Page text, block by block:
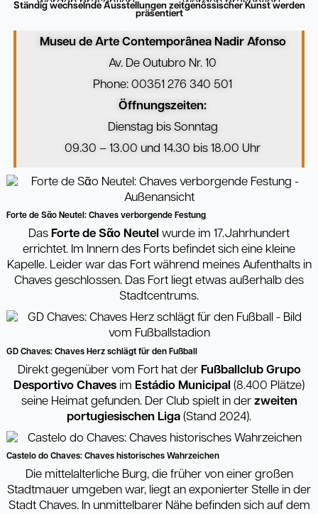
Ständig wechselnde Ausstellungen zeitgenössischer Kunst werden
präsentiert
Museu de Arte Contemporânea Nadir Afonso
Av. De Outubro Nr. 10
Phone: 00351 276 340 501
Öffnungszeiten:
Dienstag bis Sonntag
09.30 – 13.00 und 14.30 bis 18.00 Uhr
Forte de Sᾶo Neutel: Chaves verborgende Festung
Das Forte de Sᾶo Neutel wurde im 17.Jahrhundert
errichtet. Im Innern des Forts befindet sich eine kleine
Kapelle. Leider war das Fort während meines Aufenthalts in
Chaves geschlossen. Das Fort liegt etwas außerhalb des
Stadtcentrums.
GD Chaves: Chaves Herz schlägt für den Fußball
Direkt gegenüber vom Fort hat der Fußballclub Grupo
Desportivo Chaves im Estádio Municipal (8.400 Plätze)
seine Heimat gefunden. Der Club spielt in der zweiten
portugiesischen Liga (Stand 2024).
Castelo do Chaves: Chaves historisches Wahrzeichen
Die mittelalterliche Burg, die früher von einer großen
Stadtmauer umgeben war, liegt an exponierter Stelle in der
Stadt Chaves. In unmittelbarer Nähe befinden sich auf dem